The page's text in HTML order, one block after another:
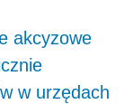
akcyzowe
w urzędach